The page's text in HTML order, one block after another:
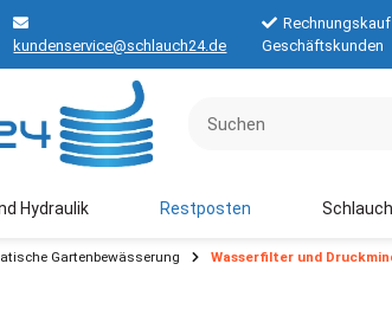
kundenservice@schlauch24.de
Geschäftskunden
Hydraulik Restposten
Gartenbewässerung Wasserfilter und